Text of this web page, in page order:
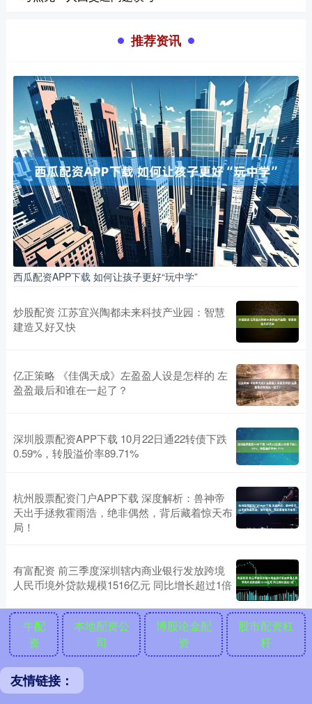
推荐资讯
西瓜配资APP下载 如何让孩子更好“玩中学”
炒股配资 江苏宜兴陶都未来科技产业园：智慧
建造又好又快
亿正策略 《佳偶天成》左盈盈人设是怎样的 左
盈盈最后和谁在一起了？
深圳股票配资APP下载 10月22日通22转债下跌
0.59%，转股溢价率89.71%
杭州股票配资门户APP下载 深度解析：兽神帝
天出手拯救霍雨浩，绝非偶然，背后藏着惊天布
局！
有富配资 前三季度深圳辖内商业银行发放跨境
人民币境外贷款规模1516亿元 同比增长超过1倍
牛配
资
本地配资公
司
博股论金配
资
股市配资杠
杆
友情链接：